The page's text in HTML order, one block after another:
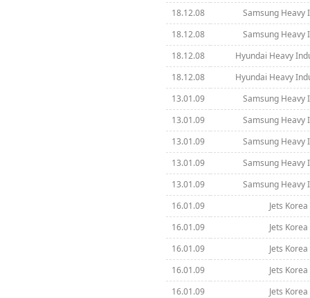
18.12.08
Samsung Heavy
18.12.08
Samsung Heavy
18.12.08
Hyundai Heavy
18.12.08
Hyundai Heavy
13.01.09
Samsung Heavy
13.01.09
Samsung Heavy
13.01.09
Samsung Heavy
13.01.09
Samsung Heavy
13.01.09
Samsung Heavy
16.01.09
Jets
16.01.09
Jets
16.01.09
Jets
16.01.09
Jets
16.01.09
Jets